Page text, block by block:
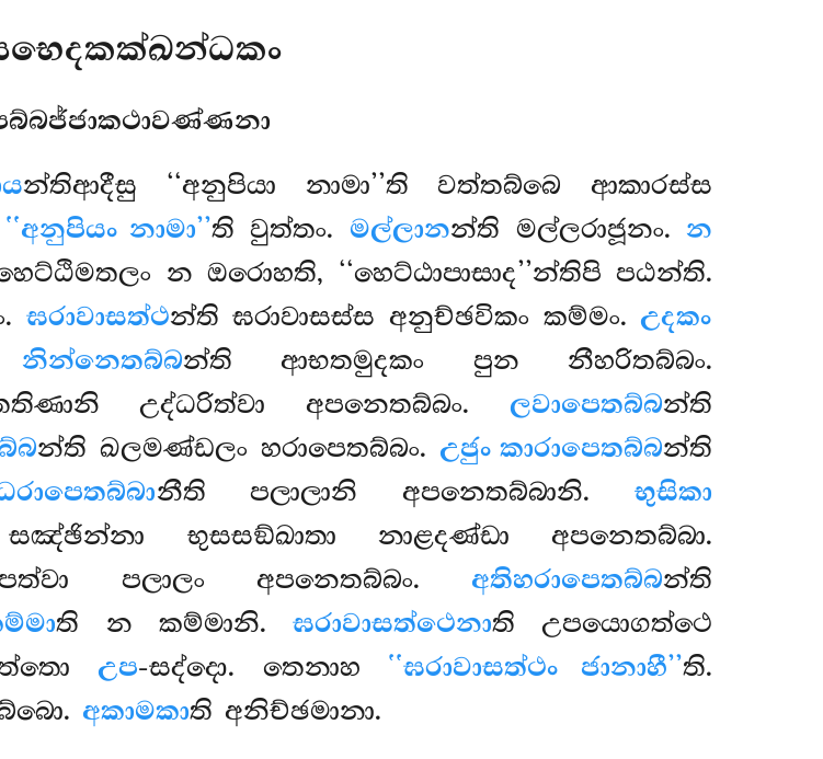
න්තිආදීසු ‘‘අනුපියා නාමා’’ති වත්තබ්බෙ ආකාරස්ස
‘‘අනුපියං නාමා’’ති වුත්තං. මල්ලානන්ති මල්ලරාජූනං. න
න ඔරොහති, ‘‘හෙට්ඨාපාසාද’’න්තිපි පඨන්ති.
ඝරාවාසත්ථන්ති ඝරාවාසස්ස අනුච්ඡවිකං කම්මං.උදකං
නින්නෙතබ්බන්ති ආභතමුදකං පුන නීහරිතබ්බං.
උද්ධරිත්වා අපනෙතබ්බං.ලවාපෙතබ්බන්ති
න්ති ඛලමණ්ඩලං හරාපෙතබ්බං.උජුං කාරාපෙතබ්බන්ති
නීති පලාලානි අපනෙතබ්බානි.භුසිකා
භුසසඞ්ඛාතා නාළදණ්ඩා අපනෙතබ්බා.
පලාලං අපනෙතබ්බං. අතිහරාපෙතබ්බන්ති
ති න කම්මානි.ඝරාවාසත්ථෙනාති උපයොගත්ථෙ
උප-සද්දො. තෙනාහ ‘‘ඝරාවාසත්ථං ජානාහී’’ති.
අකාමකාති අනිච්ඡමානා.